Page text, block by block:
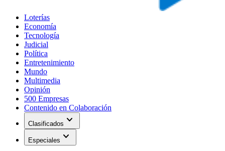
Loterías
Economía
Tecnología
Judicial
Política
Entretenimiento
Mundo
Multimedia
Opinión
500 Empresas
Contenido en Colaboración
Clasificados expand_more
Especiales expand_more